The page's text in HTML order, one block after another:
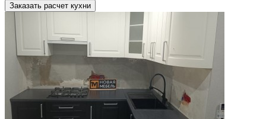
Заказать расчет кухни